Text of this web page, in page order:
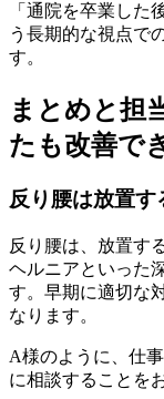
「通院を卒業した
う長期的な視点で
す。
まとめと担
たも改善で
反り腰は放置す
反り腰は、放置す
ヘルニアといった
す。早期に適切な
なります。
A様のように、仕
に相談することを